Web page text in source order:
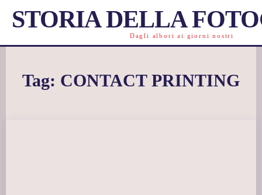
STORIA DELLA
Dagli albori ai giorni nostri
Tag: CONTACT PRINTING